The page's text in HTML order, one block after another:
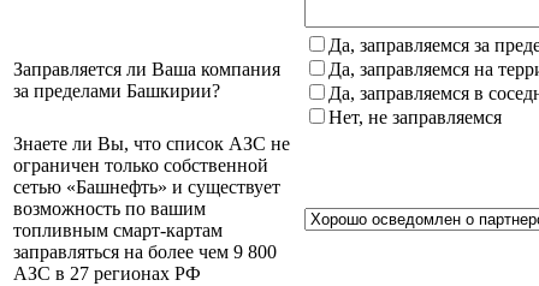
Заправляется ли Ваша компания
за пределами Башкирии?
Да, заправляемся за
Да, заправляемся на
Да, заправляемся в
Нет, не заправляемся
Знаете ли Вы, что список АЗС не
ограничен только собственной
сетью «Башнефть» и существует
возможность по вашим
топливным смарт-картам
заправляться на более чем 9 800
АЗС в 27 регионах РФ